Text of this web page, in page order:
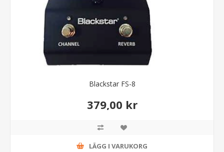
Blackstar FS-8
379,00 kr
LÄGG I VARUKORG